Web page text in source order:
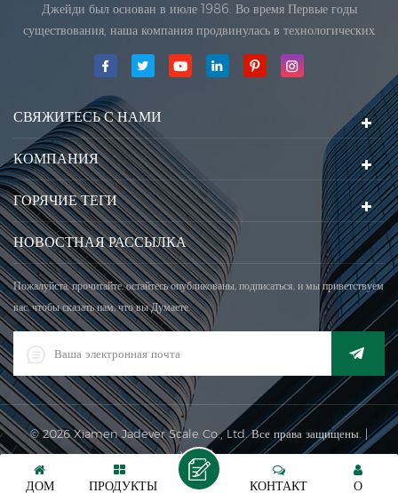
Джейди был основан в июле 1986. Во время Первые годы
существования, наша компания продвинулась в технологических
инновациях и разработка бизнеса план. В 1998 году наша компания
достигла главной цели качества, когда Первый из наших продуктов
получил одобрение Международной ор
СВЯЖИТЕСЬ С НАМИ
КОМПАНИЯ
ГОРЯЧИЕ ТЕГИ
НОВОСТНАЯ РАССЫЛКА
Пожалуйста, прочитайте, остайтесь опубликованы, подписаться, и мы приветствуем
вас, чтобы сказать нам, что вы Думаете.
© 2026 Xiamen Jadever Scale Co., Ltd. Все права защищены. |
XML |
Поддерживается сеть IPv6
ДОМ ПРОДУКТЫ О
КОНТАКТ